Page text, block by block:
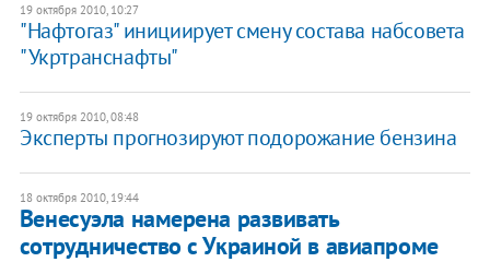
19 октября 2010, 10:27
"Нафтогаз" инициирует смену состава набсовета
"Укртранснафты"
19 октября 2010, 08:48
Эксперты прогнозируют подорожание бензина
18 октября 2010, 19:44
Венесуэла намерена развивать
сотрудничество с Украиной в авиапроме